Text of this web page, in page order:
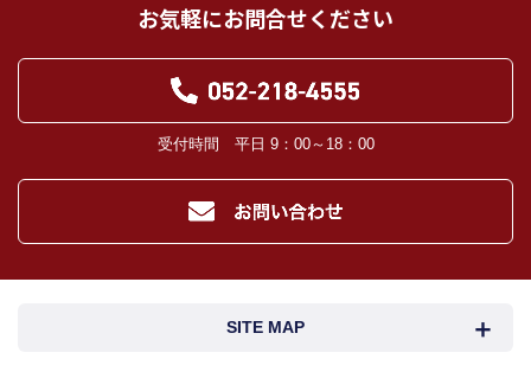
お気軽にお問合せください
受付時間 平日 9：00～18：00
SITE MAP